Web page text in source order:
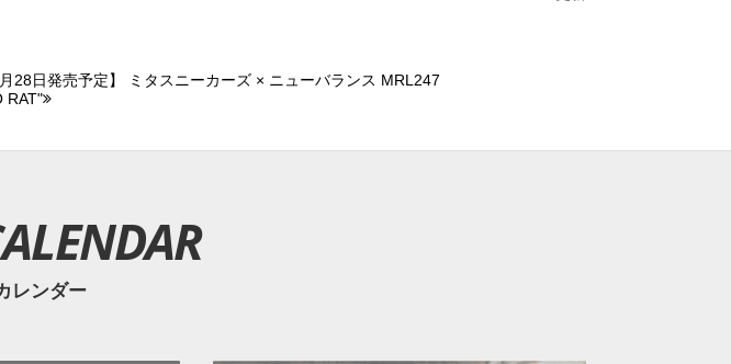
月28日発売予定】 ミタスニーカーズ × ニューバランス MRL247
RAT"
レンダー